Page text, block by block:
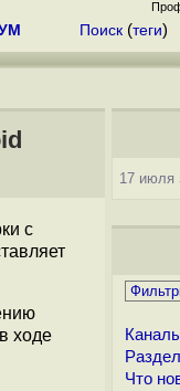
Поиск (теги)
с
ходе
17 июля
Что